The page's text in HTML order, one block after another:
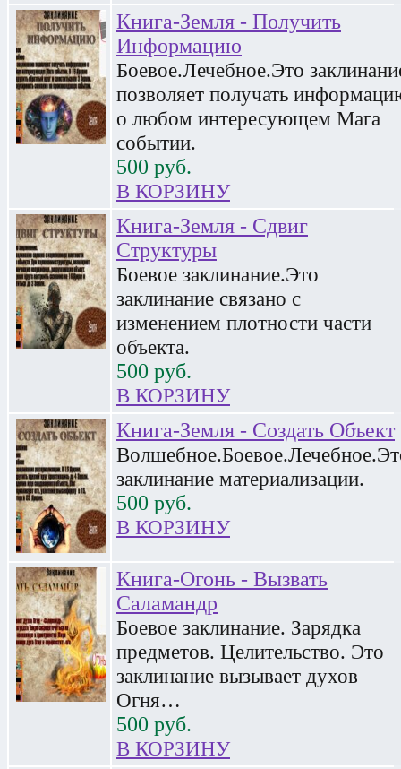
Книга-Земля - Получить
Информацию
Боевое.Лечебное.Это
позволяет получать
о любом интересующем Мага
событии.
500 руб.
В КОРЗИНУ
Книга-Земля - Сдвиг
Структуры
Боевое заклинание.Это
заклинание связано с
изменением плотности части
объекта.
500 руб.
В КОРЗИНУ
Книга-Земля - Создать Объект
заклинание материализации.
500 руб.
В КОРЗИНУ
Книга-Огонь - Вызвать
Саламандр
Боевое заклинание. Зарядка
предметов. Целительство. Это
заклинание вызывает духов
Огня…
500 руб.
В КОРЗИНУ